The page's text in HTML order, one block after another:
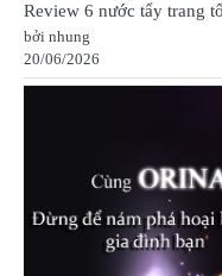
Review 6 nước tẩy trang
bởi nhung
20/06/2026